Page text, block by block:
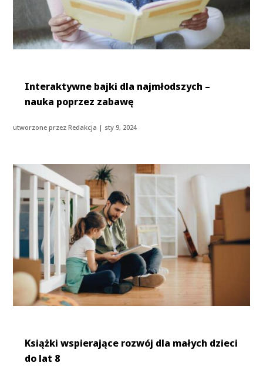
Interaktywne bajki dla najmłodszych –
nauka poprzez zabawę
utworzone przezRedakcja | sty 9, 2024
Książki wspierające rozwój dla małych dzieci
do lat 8